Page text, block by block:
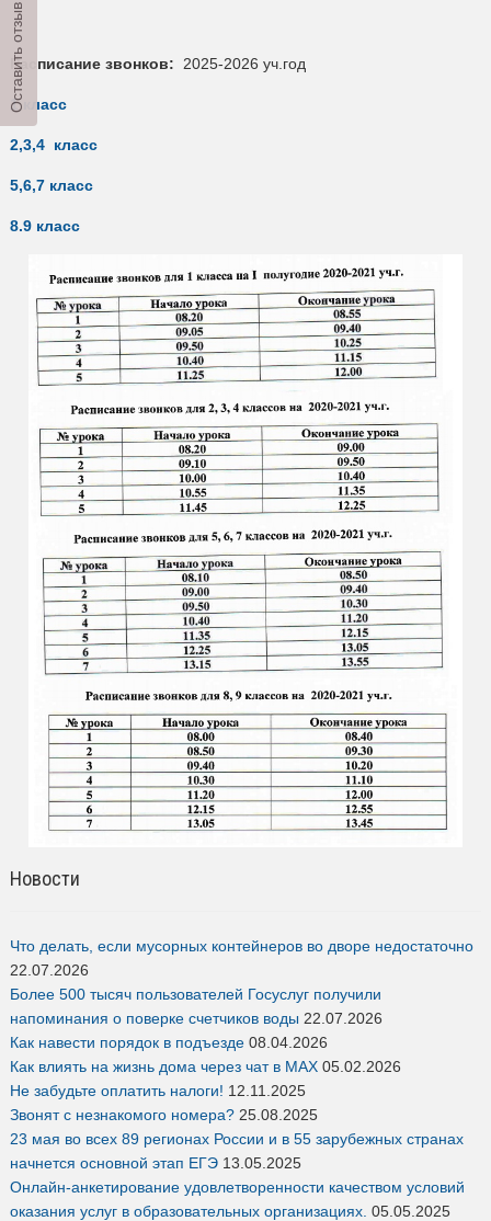
Расписание звонков: 2025-2026 уч.год
1 класс
2,3,4 класс
5,6,7 класс
8.9 класс
Новости
Что делать, если мусорных контейнеров во дворе недостаточно
22.07.2026
Более 500 тысяч пользователей Госуслуг получили
напоминания о поверке счетчиков воды 22.07.2026
Как навести порядок в подъезде 08.04.2026
Как влиять на жизнь дома через чат в MAX 05.02.2026
Не забудьте оплатить налоги! 12.11.2025
Звонят с незнакомого номера? 25.08.2025
23 мая во всех 89 регионах России и в 55 зарубежных странах
начнется основной этап ЕГЭ 13.05.2025
Онлайн-анкетирование удовлетворенности качеством условий
оказания услуг в образовательных организациях. 05.05.2025
Оставить отзыв